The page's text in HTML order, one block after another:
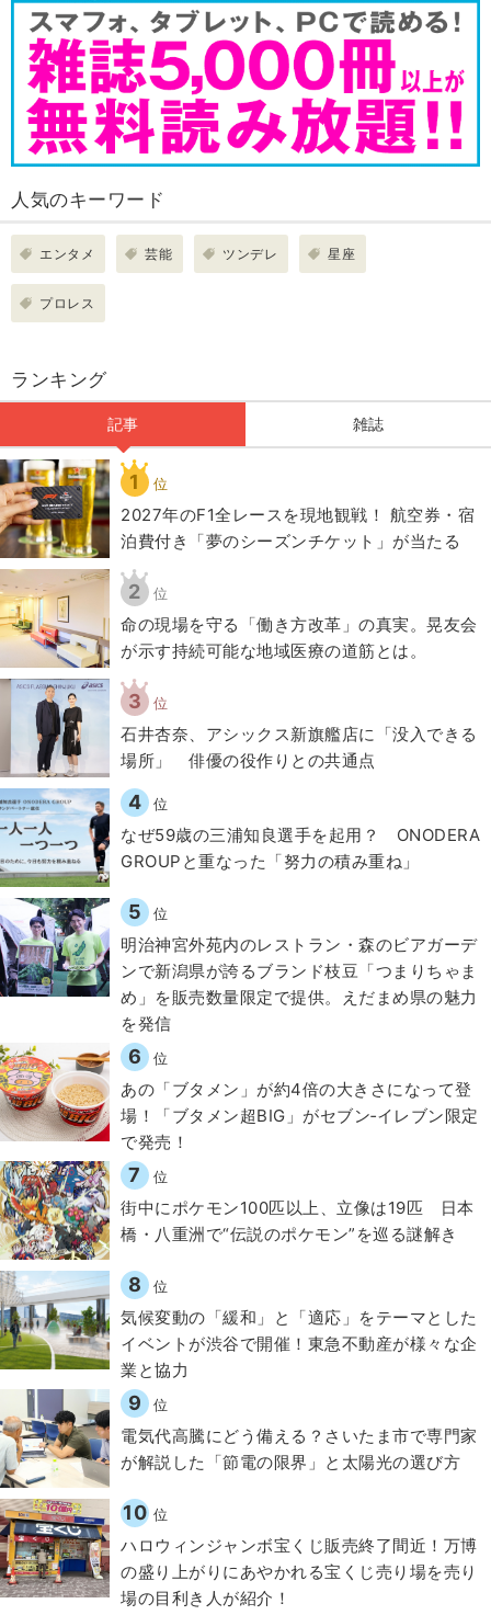
人気のキーワード
エンタメ 芸能 ツンデレ 星座
プロレス
ランキング
記事 雑誌
1 位
2027年のF1全レースを現地観戦！ 航空券・宿
泊費付き「夢のシーズンチケット」が当たる
2 位
​命の現場を守る「働き方改革」の真実。晃友会
が示す持続可能な地域医療の道筋とは。
3 位
石井杏奈、アシックス新旗艦店に「没入できる
場所」 俳優の役作りとの共通点
4 位
なぜ59歳の三浦知良選手を起用？ ONODERA
GROUPと重なった「努力の積み重ね」
5 位
明治神宮外苑内のレストラン・森のビアガーデ
ンで新潟県が誇るブランド枝豆「つまりちゃま
め」を販売数量限定で提供。えだまめ県の魅力
を発信
6 位
あの「ブタメン」が約4倍の大きさになって登
場！「ブタメン超BIG」がセブン‐イレブン限定
で発売！
7 位
街中にポケモン100匹以上、立像は19匹 日本
橋・八重洲で“伝説のポケモン”を巡る謎解き
8 位
気候変動の「緩和」と「適応」をテーマとした
イベントが渋谷で開催！東急不動産が様々な企
業と協力
9 位
電気代高騰にどう備える？さいたま市で専門家
が解説した「節電の限界」と太陽光の選び方
10 位
ハロウィンジャンボ宝くじ販売終了間近！万博
の盛り上がりにあやかれる宝くじ売り場を売り
場の目利き人が紹介！